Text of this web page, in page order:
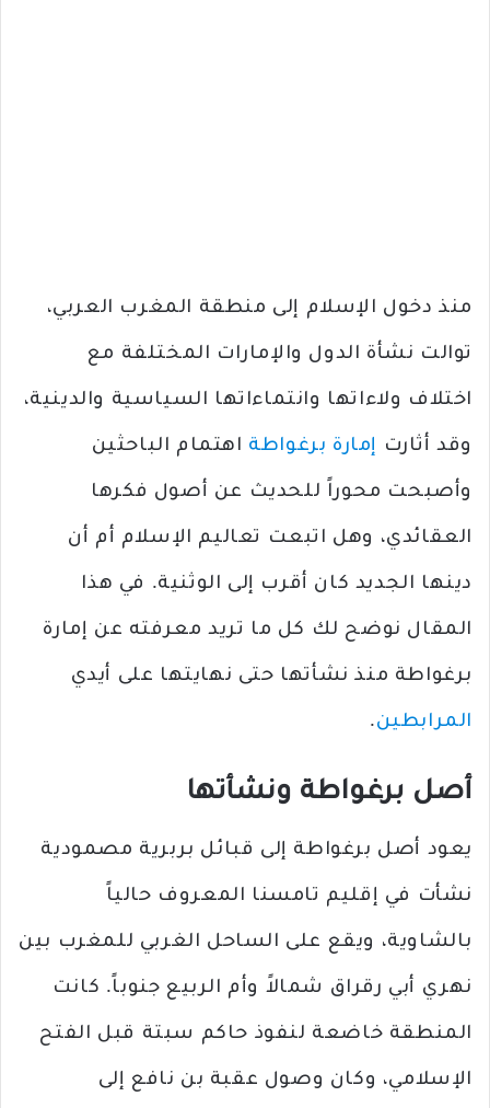
منذ دخول الإسلام إلى منطقة المغرب العربي،
توالت نشأة الدول والإمارات المختلفة مع
اختلاف ولاءاتها وانتماءاتها السياسية والدينية،
وقد أثارت إمارة برغواطة اهتمام الباحثين
وأصبحت محوراً للحديث عن أصول فكرها
العقائدي، وهل اتبعت تعاليم الإسلام أم أن
دينها الجديد كان أقرب إلى الوثنية. في هذا
المقال نوضح لك كل ما تريد معرفته عن إمارة
برغواطة منذ نشأتها حتى نهايتها على أيدي
المرابطين.
أصل برغواطة ونشأتها
يعود أصل برغواطة إلى قبائل بربرية مصمودية
نشأت في إقليم تامسنا المعروف حالياً
بالشاوية، ويقع على الساحل الغربي للمغرب بين
نهري أبي رقراق شمالاً وأم الربيع جنوباً. كانت
المنطقة خاضعة لنفوذ حاكم سبتة قبل الفتح
الإسلامي، وكان وصول عقبة بن نافع إلى